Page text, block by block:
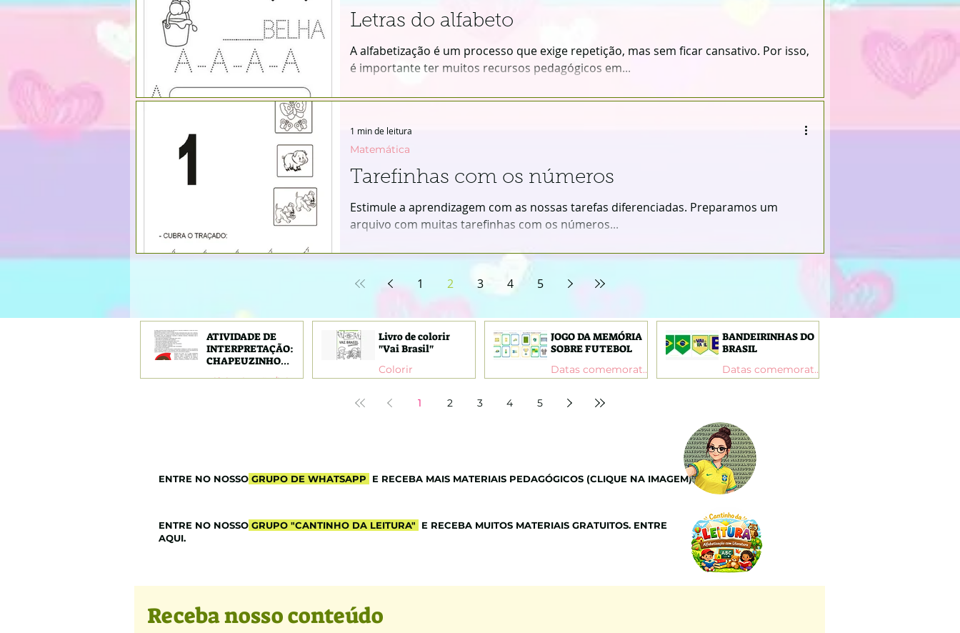
Letras do alfabeto
A alfabetização é um processo que exige repetição, mas sem ficar cansativo. Por isso,
é importante ter muitos recursos pedagógicos em...
Tarefinhas com os números
Estimule a aprendizagem com as nossas tarefas diferenciadas. Preparamos um
arquivo com muitas tarefinhas com os números...
Matemática
1 min de leitura
1 2 3 4 5
ATIVIDADE DE
INTERPRETAÇÃO:
CHAPEUZINHO
Alfabetização/leitura
Livro de colorir
"Vai Brasil"
Colorir
JOGO DA MEMÓRIA
SOBRE FUTEBOL
Datas comemorativas
BANDEIRINHAS DO
BRASIL
Datas comemorativas
1 2 3 4 5
ENTRE NO NOSSO GRUPO DE WHATSAPP E RECEBA MAIS MATERIAIS PEDAGÓGICOS (CLIQUE NA IMAGEM):
ENTRE NO NOSSO GRUPO "CANTINHO DA LEITURA"
E RECEBA MUITOS MATERIAIS GRATUITOS. ENTRE
AQUI.
Receba nosso conteúdo